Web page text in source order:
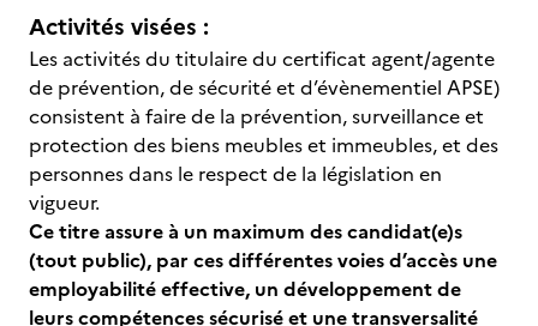
Activités visées :
Les activités du titulaire du certificat agent/agente
de prévention, de sécurité et d’évènementiel APSE)
consistent à faire de la prévention, surveillance et
protection des biens meubles et immeubles, et des
personnes dans le respect de la législation en
vigueur.
Ce titre assure à un maximum des candidat(e)s
(tout public), par ces différentes voies d’accès une
employabilité effective, un développement de
leurs compétences sécurisé et une transversalité